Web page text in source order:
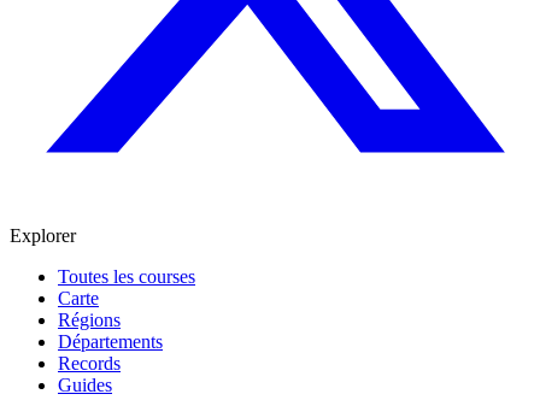
Explorer
Toutes les courses
Carte
Régions
Départements
Records
Guides